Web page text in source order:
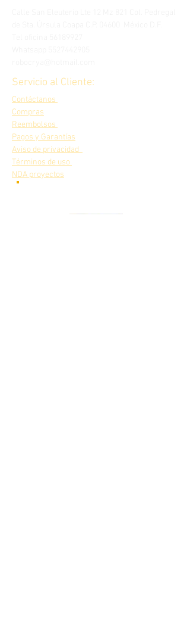
Servicio al Cliente:
Contáctanos
Compras
Reembolsos
Pagos y Garantías
Aviso de privacidad
Términos de uso
NDA proyectos